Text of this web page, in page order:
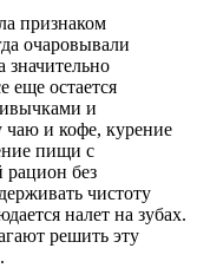
признаком
очаровывали
значительно
еще остается
и
чаю и кофе, курение
пищи с
рацион без
чистоту
налет на зубах.
решить эту